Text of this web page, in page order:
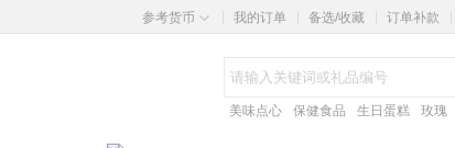
参考货币 我的订单 备选/收藏 订单补款
美味点心 保健食品 生日蛋糕 玫瑰